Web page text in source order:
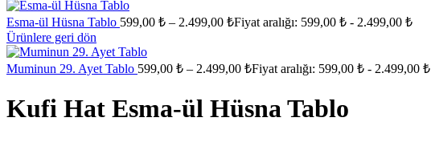
Esma-ül Hüsna Tablo 599,00 ₺ – 2.499,00 ₺Fiyat aralığı: 599,00 ₺ - 2.499,00 ₺
Ürünlere geri dön
Muminun 29. Ayet Tablo 599,00 ₺ – 2.499,00 ₺Fiyat aralığı: 599,00 ₺ - 2.499,00 ₺
Kufi Hat Esma-ül Hüsna Tablo